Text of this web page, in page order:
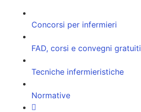
Concorsi per infermieri
FAD, corsi e convegni gratuiti
Tecniche infermieristiche
Normative